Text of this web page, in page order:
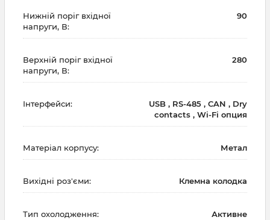
Нижній поріг вхідної
напруги, В:
90
Верхній поріг вхідної
напруги, В:
280
Інтерфейси:
USB , RS-485 , CAN , Dry
contacts , Wi-Fi опция
Матеріал корпусу: Метал
Вихідні роз'єми: Клемна колодка
Тип охолодження: Активне